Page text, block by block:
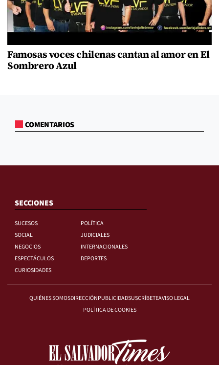
Famosas voces chilenas cantan al amor en El
Sombrero Azul
COMENTARIOS
SECCIONES
SUCESOS
POLÍTICA
SOCIAL
JUDICIALES
NEGOCIOS
INTERNACIONALES
ESPECTÁCULOS
DEPORTES
CURIOSIDADES
QUIÉNES SOMOSDIRECCIÓNPUBLICIDADSUSCRÍBETEAVISO LEGAL
POLÍTICA DE COOKIES